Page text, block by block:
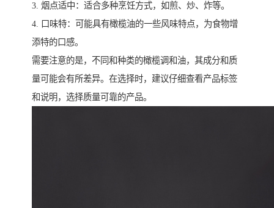
3. 烟点适中：适合多种烹饪方式，如煎、炒、炸等。
4. 口味特：可能具有橄榄油的一些风味特点，为食物增
添特的口感。
需要注意的是，不同和种类的橄榄调和油，其成分和质
量可能会有所差异。在选择时，建议仔细查看产品标签
和说明，选择质量可靠的产品。